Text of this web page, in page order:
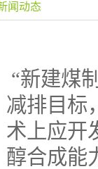
闻动态
“新建煤
减排目标
术上应开
醇合成能